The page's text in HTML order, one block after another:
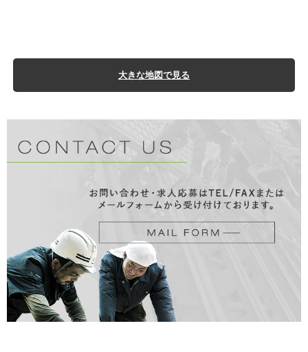
大きな地図で見る